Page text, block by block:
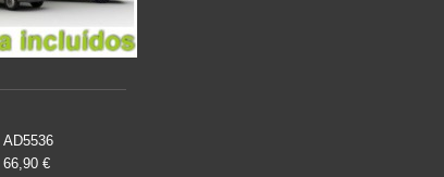
AD5536
66,90 €